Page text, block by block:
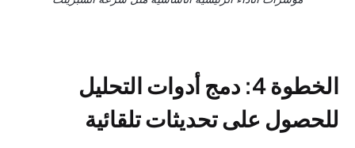
الخطوة 4: دمج أدوات التحليل
للحصول على تحديثات تلقائية